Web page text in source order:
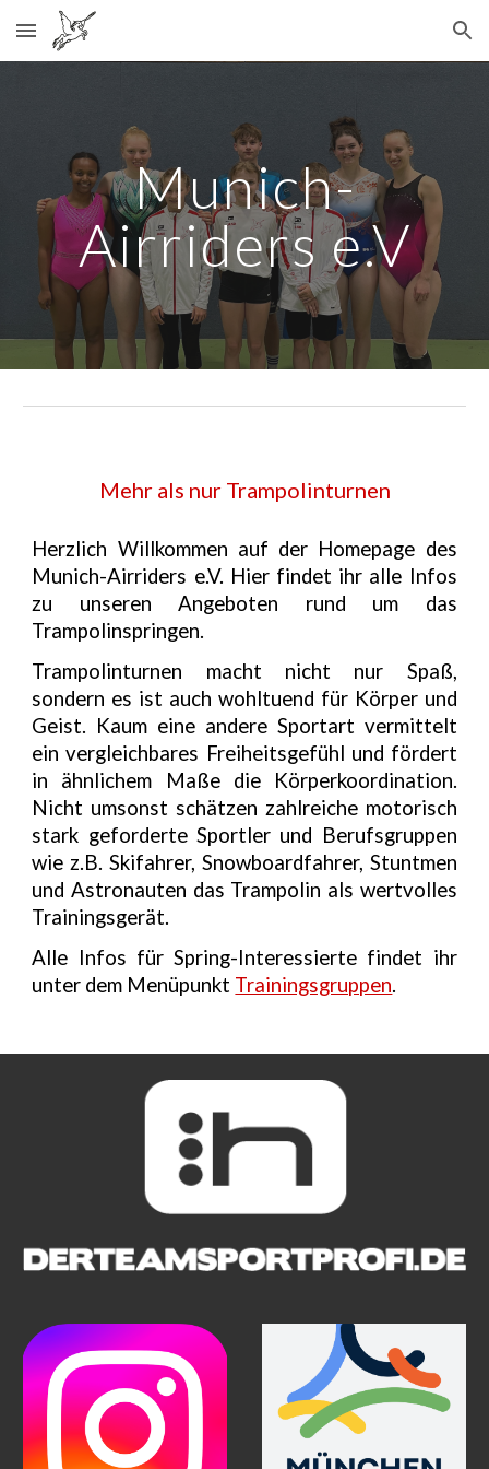
Skip to main content Skip to navigation
Munich-
Airriders e.V
Mehr als nur Trampolinturnen
Herzlich Willkommen auf der Homepage des
Munich-Airriders e.V. Hier findet ihr alle Infos
zu unseren Angeboten rund um das
Trampolinspringen.
Trampolinturnen macht nicht nur Spaß,
sondern es ist auch wohltuend für Körper und
Geist. Kaum eine andere Sportart vermittelt
ein vergleichbares Freiheitsgefühl und fördert
in ähnlichem Maße die Körperkoordination.
Nicht umsonst schätzen zahlreiche motorisch
stark geforderte Sportler und Berufsgruppen
wie z.B. Skifahrer, Snowboardfahrer, Stuntmen
und Astronauten das Trampolin als wertvolles
Trainingsgerät.
Alle Infos für Spring-Interessierte findet ihr
unter dem Menüpunkt Trainingsgruppen.